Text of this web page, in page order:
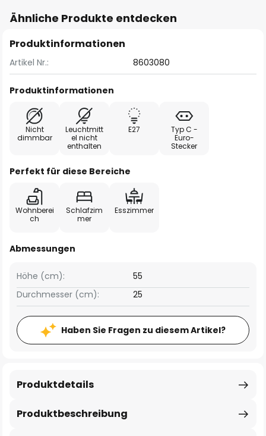
Ähnliche Produkte entdecken
Produktinformationen
Artikel Nr.: 8603080
Produktinformationen
Nicht
dimmbar
Leuchtmitt
el nicht
enthalten
E27
Typ C -
Euro-
Stecker
Perfekt für diese Bereiche
Wohnberei
ch
Schlafzim
mer
Esszimmer
Abmessungen
Höhe (cm):
55
Durchmesser (cm):
25
Haben Sie Fragen zu diesem Artikel?
Produktbeschreibung
Produktdetails